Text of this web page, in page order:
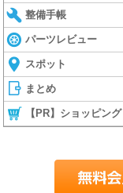
整備手帳
パーツレビュー
スポット
まとめ
【PR】ショッピング